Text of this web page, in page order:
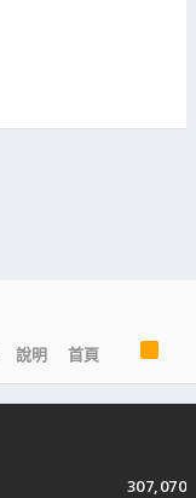
說明 首頁
R
S
S
307,070